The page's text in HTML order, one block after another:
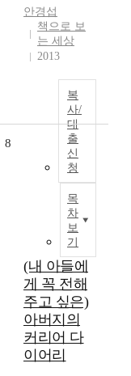
안경섭
책으로 보
는 세상
2013
복
사/
대
출
신
청
목
차
보
기
8
(내 아들에
게 꼭 전해
주고 싶은)
아버지의
커리어 다
이어리